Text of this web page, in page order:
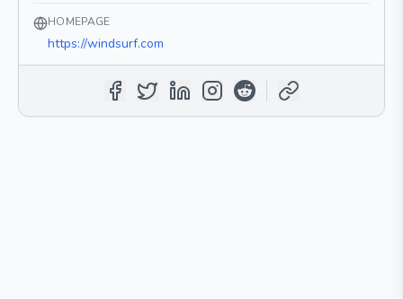
HOMEPAGE
https://windsurf.com